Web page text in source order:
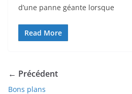
d’une panne géante lorsque
Read More
← Précédent
Bons plans